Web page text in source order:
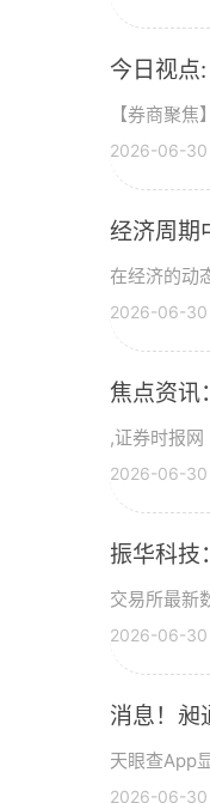
今日视点
【券商聚
2026-06-30
经济周期
在经济的动
2026-06-30
焦点资讯
,证券时报网
2026-06-30
振华科技
交易所最新
2026-06-
消息！昶
天眼查App
2026-06-